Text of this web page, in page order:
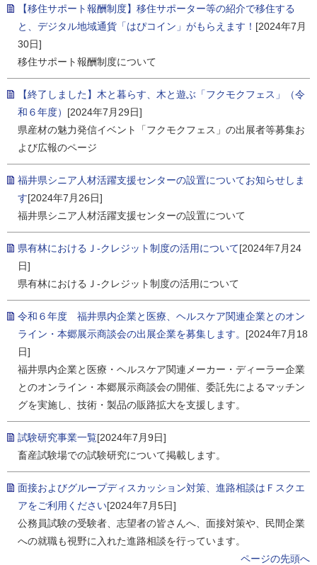
【移住サポート報酬制度】移住サポーター等の紹介で移住する
と、デジタル地域通貨「はぴコイン」がもらえます！ [2024年7月
30日]
移住サポート報酬制度について
【終了しました】木と暮らす、木と遊ぶ「フクモクフェス」（令
和６年度） [2024年7月29日]
県産材の魅力発信イベント「フクモクフェス」の出展者等募集お
よび広報のページ
福井県シニア人材活躍支援センターの設置についてお知らせしま
す[2024年7月26日]
福井県シニア人材活躍支援センターの設置について
県有林におけるＪ-クレジット制度の活用について[2024年7月24
日]
県有林におけるＪ-クレジット制度の活用について
令和６年度 福井県内企業と医療、ヘルスケア関連企業とのオン
ライン・本郷展示商談会の出展企業を募集します。 [2024年7月18
日]
福井県内企業と医療・ヘルスケア関連メーカー・ディーラー企業
とのオンライン・本郷展示商談会の開催、委託先によるマッチン
グを実施し、技術・製品の販路拡大を支援します。
試験研究事業一覧[2024年7月9日]
畜産試験場での試験研究について掲載します。
面接およびグループディスカッション対策、進路相談はＦスクエ
アをご利用ください[2024年7月5日]
公務員試験の受験者、志望者の皆さんへ、面接対策や、民間企業
への就職も視野に入れた進路相談を行っています。
ページの先頭へ